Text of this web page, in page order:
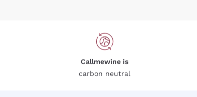
Callmewine is
carbon neutral